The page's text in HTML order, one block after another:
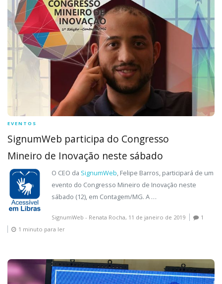
EVENTOS
SignumWeb participa do Congresso
Mineiro de Inovação neste sábado
O CEO da SignumWeb, Felipe Barros, participará de um
evento do Congresso Mineiro de Inovação neste
sábado (12), em Contagem/MG. A …
SignumWeb - Renata Rocha, 11 de janeiro de 2019
1
1 minuto para ler